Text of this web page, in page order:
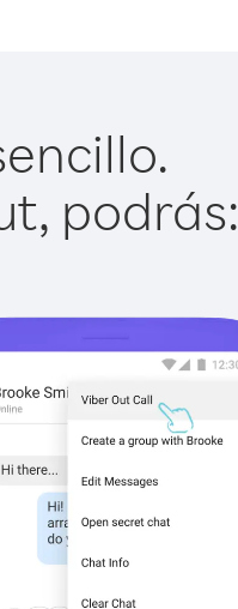
podrás: